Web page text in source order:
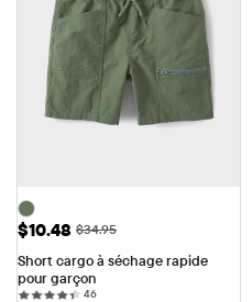
Prix ​​de vente: $10.48
$10.48 Prix ​​d'origine: $34.95
$34.95
Short cargo à séchage rapide
pour garçon
4646 reviews